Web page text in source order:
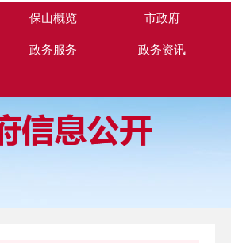
保山概览 市政府
政务服务 政务资讯